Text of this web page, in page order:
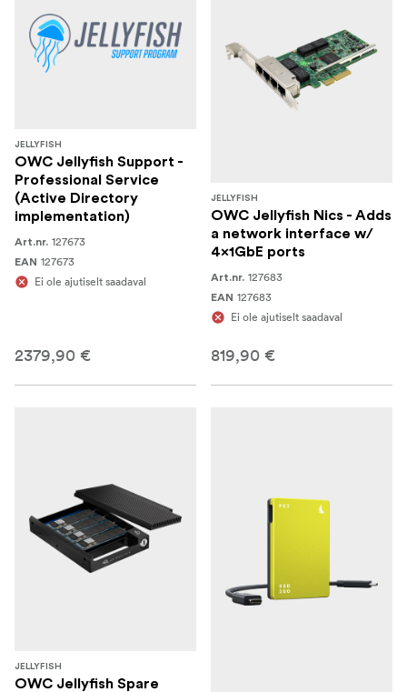
JELLYFISH
OWC Jellyfish Support -
Professional Service
(Active Directory
implementation)
Art.nr. 127673
EAN 127673
Ei ole ajutiselt saadaval
2379,90 €
JELLYFISH
OWC Jellyfish Nics - Adds
a network interface w/
4x1GbE ports
Art.nr. 127683
EAN 127683
Ei ole ajutiselt saadaval
819,90 €
JELLYFISH
OWC Jellyfish Spare